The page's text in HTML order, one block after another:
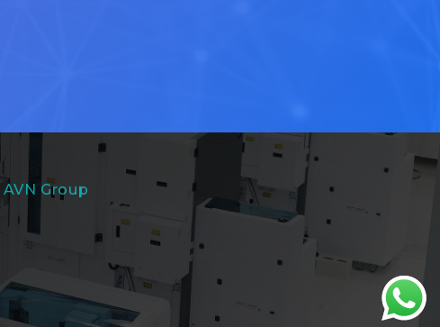
AVN Group